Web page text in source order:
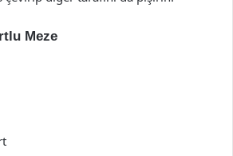
Meze